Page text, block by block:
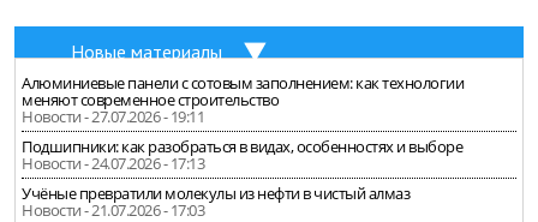
Новые материалы
Алюминиевые панели с сотовым заполнением: как технологии
меняют современное строительство
Новости - 27.07.2026 - 19:11
Подшипники: как разобраться в видах, особенностях и выборе
Новости - 24.07.2026 - 17:13
Учёные превратили молекулы из нефти в чистый алмаз
Новости - 21.07.2026 - 17:03